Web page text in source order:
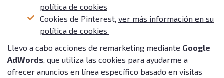
política de cookies
Cookies de Pinterest, ver más información en su
política de cookies
Llevo a cabo acciones de remarketing mediante Google
AdWords, que utiliza las cookies para ayudarme a
ofrecer anuncios en línea específico basado en visitas